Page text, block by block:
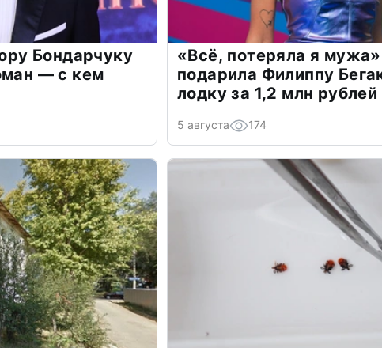
Бондарчуку
— с кем
«Всё, потеряла я
подарила Филиппу
лодку за 1,2 млн рублей
5 августа 174